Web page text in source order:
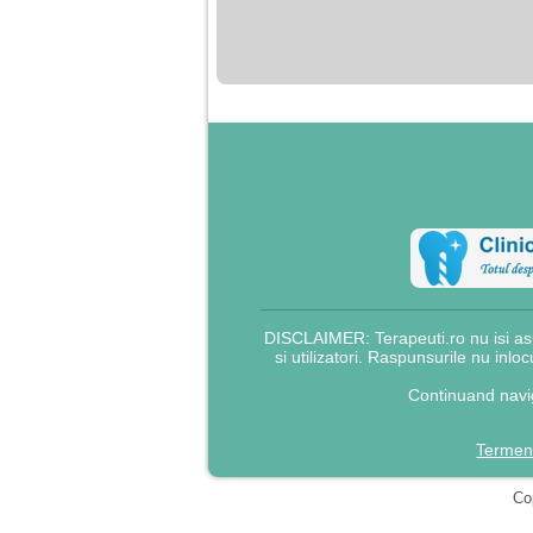
pentru bani.
DISCLAIMER: Terapeuti.ro nu isi
si utilizatori. Raspunsurile nu
Continuand